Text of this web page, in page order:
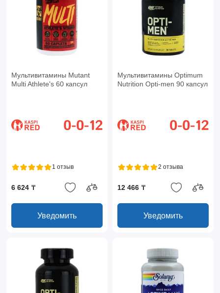
Мультивитамины Mutant
Multi Athlete's 60 капсул
1 отзыв
6 624 ₸
Уведомить
Мультивитамины Optimum
Nutrition Opti-men 90 капсул
2 отзыва
12 466 ₸
Уведомить